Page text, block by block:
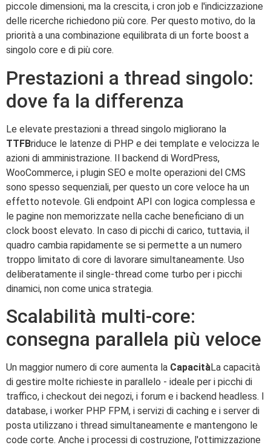
piccole dimensioni, ma la crescita, i cron job e l'indicizzazione
delle ricerche richiedono più core. Per questo motivo, do la
priorità a una combinazione equilibrata di un forte boost a
singolo core e di più core.
Prestazioni a thread singolo:
dove fa la differenza
Le elevate prestazioni a thread singolo migliorano la
TTFBriduce le latenze di PHP e dei template e velocizza le
azioni di amministrazione. Il backend di WordPress,
WooCommerce, i plugin SEO e molte operazioni del CMS
sono spesso sequenziali, per questo un core veloce ha un
effetto notevole. Gli endpoint API con logica complessa e
le pagine non memorizzate nella cache beneficiano di un
clock boost elevato. In caso di picchi di carico, tuttavia, il
quadro cambia rapidamente se si permette a un numero
troppo limitato di core di lavorare simultaneamente. Uso
deliberatamente il single-thread come turbo per i picchi
dinamici, non come unica strategia.
Scalabilità multi-core:
consegna parallela più veloce
Un maggior numero di core aumenta la CapacitàLa capacità
di gestire molte richieste in parallelo - ideale per i picchi di
traffico, i checkout dei negozi, i forum e i backend headless. I
database, i worker PHP FPM, i servizi di caching e i server di
posta utilizzano i thread simultaneamente e mantengono le
code corte. Anche i processi di costruzione, l'ottimizzazione